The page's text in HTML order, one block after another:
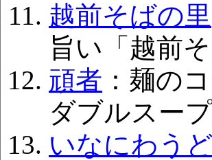
越前そばの里
旨い「越前
頑者 ：麺の
ダブルスー
いなにわう